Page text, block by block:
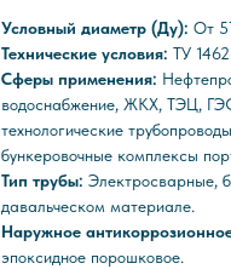
Условный диаметр (Ду): От
Технические условия: ТУ
Сферы применения:
водоснабжение, ЖКХ, ТЭЦ,
технологические
бункеровочные комплексы
Тип трубы: Электросварные,
давальческом материале.
Наружное
эпоксидное порошковое.